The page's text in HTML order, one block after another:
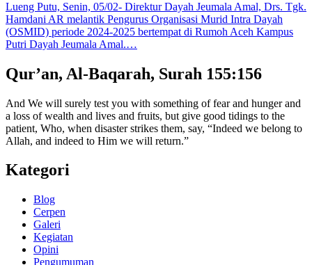
Lueng Putu, Senin, 05/02- Direktur Dayah Jeumala Amal, Drs. Tgk.
Hamdani AR melantik Pengurus Organisasi Murid Intra Dayah
(OSMID) periode 2024-2025 bertempat di Rumoh Aceh Kampus
Putri Dayah Jeumala Amal.…
Qur’an, Al-Baqarah, Surah 155:156
And We will surely test you with something of fear and hunger and
a loss of wealth and lives and fruits, but give good tidings to the
patient, Who, when disaster strikes them, say, “Indeed we belong to
Allah, and indeed to Him we will return.”
Kategori
Blog
Cerpen
Galeri
Kegiatan
Opini
Pengumuman